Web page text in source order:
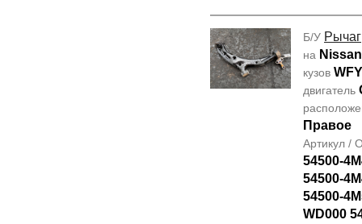
Б/У Рычаг
на
кузов
двигатель
Правое
Артикул /
54500-
54500-
54500-
WD000